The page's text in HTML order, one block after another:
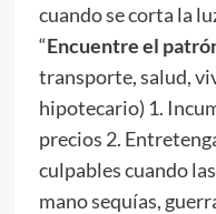
cuando se corta la
“Encuentre el
transporte, salud,
hipotecario) 1.
precios 2.
culpables cuando
mano sequías,